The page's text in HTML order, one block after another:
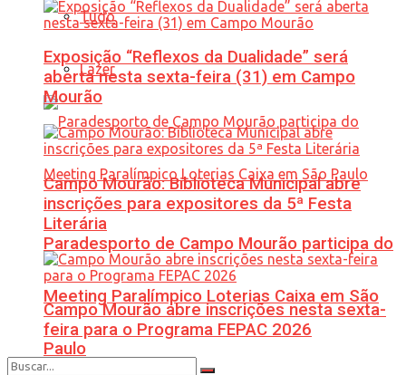
Tudo
Lazer
Paradesporto de Campo Mourão participa do
Meeting Paralímpico Loterias Caixa em São
Paulo
Exposição “Reflexos da Dualidade” será
aberta nesta sexta-feira (31) em Campo
Mourão
Campo Mourão: Biblioteca Municipal abre
inscrições para expositores da 5ª Festa
Literária
Campo Mourão abre inscrições nesta sexta-
feira para o Programa FEPAC 2026